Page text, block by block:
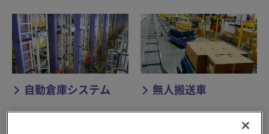
自動倉庫システム 無人搬送車